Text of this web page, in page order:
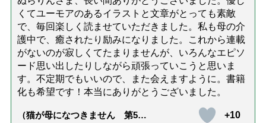
くてユーモアのあるイラストと文章がとっても素敵
で、毎回楽しく読ませていただきました。私も母の介
護中で、癒されたり励みになりました。これから連載
がないのが寂しくてたまりませんが、いろんなエピソ
ード思い出したりしながら頑張っていこうと思いま
す。不定期でもいいので、また会えますように。書籍
化も希望です！本当にありがとうございました。
（猫が母になつきません 第500
+10